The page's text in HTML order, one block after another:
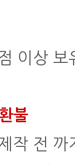
이상
불
작 전